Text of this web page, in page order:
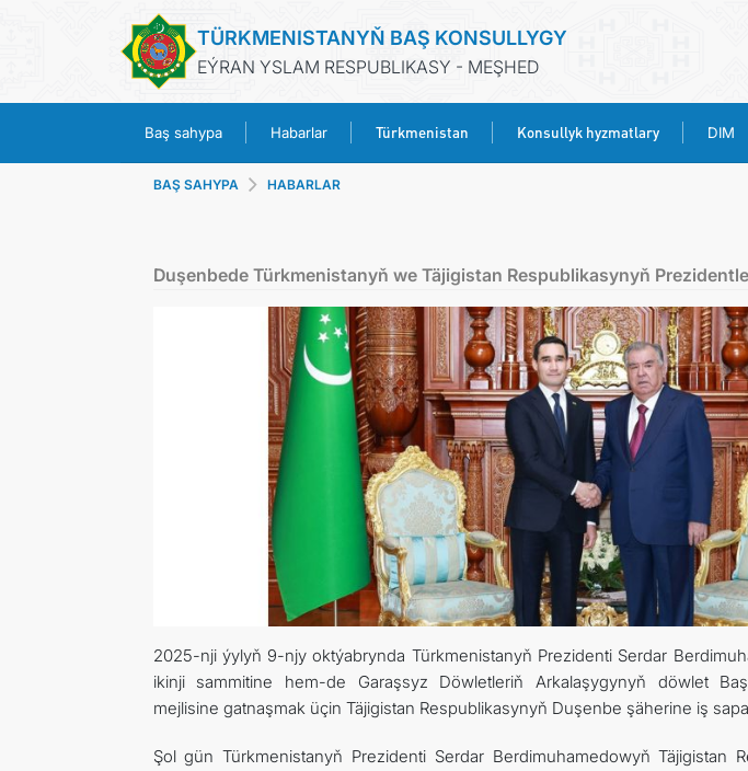
TÜRKMENISTANYŇ BAŞ KONSULLYGY
EÝRAN YSLAM RESPUBLIKASY - MEŞHED
Baş sahypa Habarlar Türkmenistan Konsullyk hyzmatlary DIM
KONSULLYK
DIM
BAŞ SAHYPA HABARLAR
Duşenbede Türkmenistanyň we Täjigistan Respublikasynyň
2025-nji ýylyň 9-njy oktýabrynda Türkmenistanyň Prezidenti Serdar
ikinji sammitine hem-de Garaşsyz Döwletleriň Arkalaşygynyň döwlet
mejlisine gatnaşmak üçin Täjigistan Respublikasynyň Duşenbe şäherine iş
Şol gün Türkmenistanyň Prezidenti Serdar Berdimuhamedowyň Täjigistan